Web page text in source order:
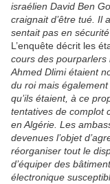
israélien David Ben
craignait d’être tué. Il
sentait pas en
L’enquête décrit les
cours des pourparlers
Ahmed Dlimi étaient
du roi mais
qu’ils étaient, à ce
tentatives de complot
en Algérie. Les
devenues l’objet
réorganiser tout le
d’équiper des
électronique